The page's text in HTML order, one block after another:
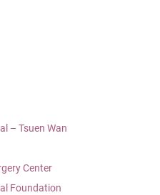
– Tsuen Wan
Center
Foundation